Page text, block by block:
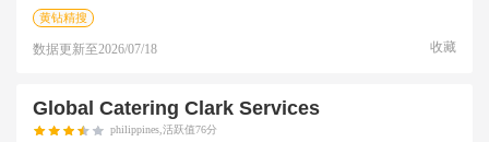
黄钻精搜
数据更新至2026/07/18 收藏
Global Catering Clark Services
philippines,活跃值76分